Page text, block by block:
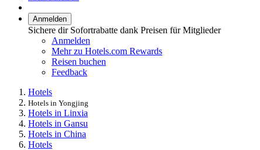
Anmelden
Sichere dir Sofortrabatte dank Preisen für Mitglieder
Anmelden
Mehr zu Hotels.com Rewards
Reisen buchen
Feedback
Hotels
Hotels in Yongjing
Hotels in Linxia
Hotels in Gansu
Hotels in China
Hotels